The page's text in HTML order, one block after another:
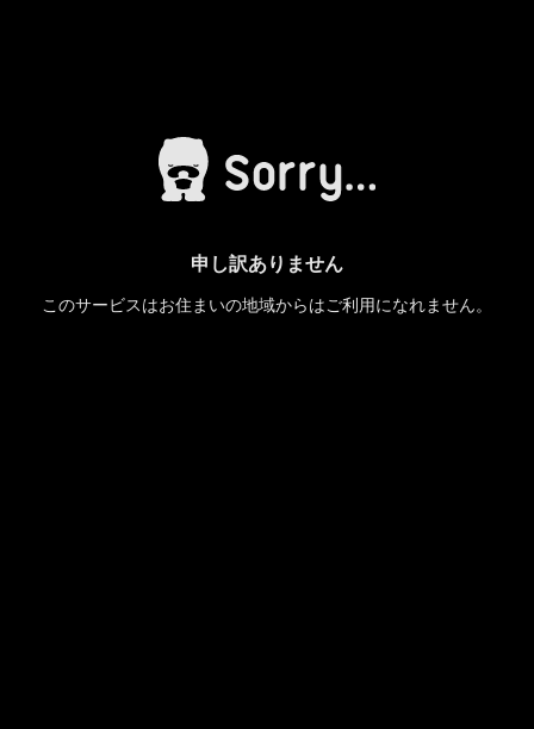
申し訳ありません
このサービスはお住まいの地域からはご利用になれません。